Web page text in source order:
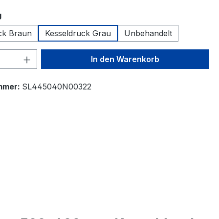
auswählen
Braun
Kesseldruck Grau Unbehandelt
Anzahl: Gib den gewünschten Wert
In den Warenkorb
SL445040N00322